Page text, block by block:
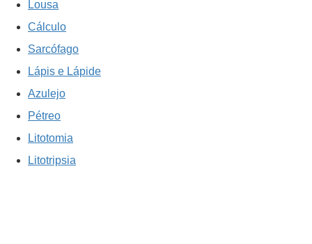
Lousa
Cálculo
Sarcófago
Lápis e Lápide
Azulejo
Pétreo
Litotomia
Litotripsia